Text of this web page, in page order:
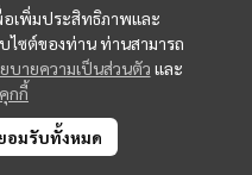
อเพิ่มประสิทธิภาพและ
ไซต์ของท่าน ท่านสามารถ
บายความเป็นส่วนตัว และ
กกี้
อมรับทั้งหมด